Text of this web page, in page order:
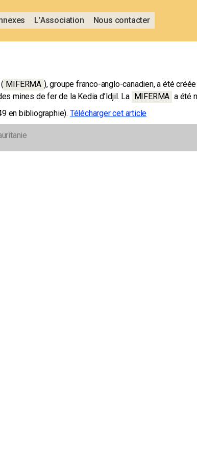
L’Association Nous contacter
( MIFERMA ), groupe franco-anglo-canadien, a été
mines de fer de la Kedia d’Idjil. La MIFERMA a été
en bibliographie). Télécharger cet article